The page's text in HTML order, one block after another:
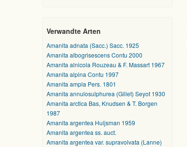
Verwandte Arten
Amanita adnata (Sacc.) Sacc. 1925
Amanita albogrisescens Contu 2000
Amanita alnicola Rouzeau & F. Massart 1967
Amanita alpina Contu 1997
Amanita ampla Pers. 1801
Amanita annulosulphurea (Gillet) Seyot 1930
Amanita arctica Bas, Knudsen & T. Borgen
1987
Amanita argentea Huijsman 1959
Amanita argentea ss. auct.
Amanita argentea var. supravolvata (Lanne)